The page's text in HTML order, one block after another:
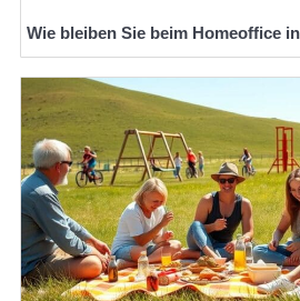
Wie bleiben Sie beim Homeoffice